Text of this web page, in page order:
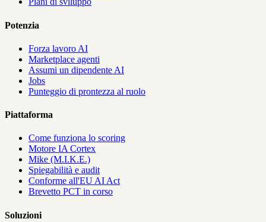
Potenzia
Forza lavoro AI
Marketplace agenti
Assumi un dipendente AI
Jobs
Punteggio di prontezza al ruolo
Piattaforma
Come funziona lo scoring
Motore IA Cortex
Mike (M.I.K.E.)
Spiegabilità e audit
Conforme all'EU AI Act
Brevetto PCT in corso
Soluzioni